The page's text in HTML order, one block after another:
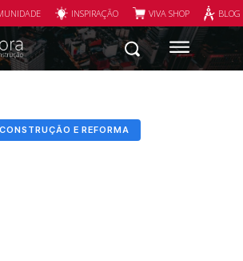
INSPIRAÇÃO VIVA SHOP
CONSTRUÇÃO E REFORMA